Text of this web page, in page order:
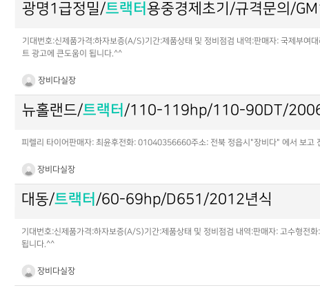
광명1급정밀/트랙터용중경제초기/규격문의/
기대번호:신제품가격:하자보증(A/S)기간:제품상태 및 정비점검 내역:판매자: 국제부
트 광고에 큰도움이 됩니다.^^
장비다실장
뉴홀랜드/트랙터 /110-119hp/110-90DT/
피렐리 타이어판매자: 최윤후전화: 01040356660주소: 전북 정읍시"장비다" 에서 보고
장비다실장
대동/트랙터 /60-69hp/D651/2012년식
기대번호:신제품가격:하자보증(A/S)기간:제품상태 및 정비점검 내역:판매자: 고수형전
됩니다.^^
장비다실장